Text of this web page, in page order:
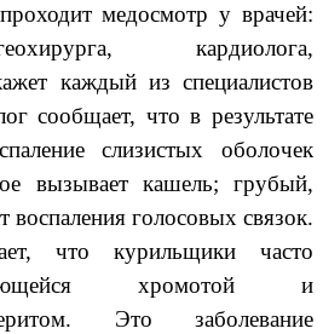
медосмотр у врачей:
кардиолога,
каждый из специалистов
сообщает, что в результате
слизистых оболочек
вызывает кашель; грубый,
воспаления голосовых связок.
что курильщики часто
хромотой и
Это заболевание